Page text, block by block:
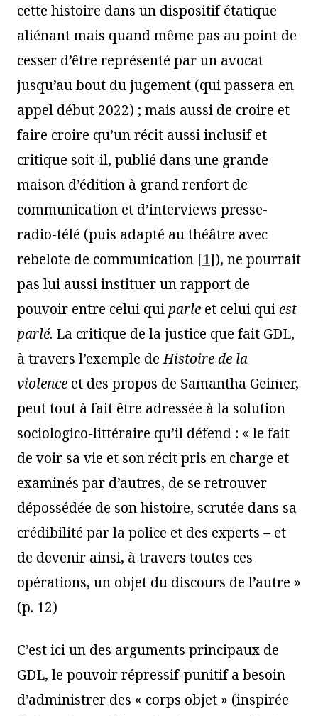
cette histoire dans un dispositif étatique
aliénant mais quand même pas au point de
cesser d’être représenté par un avocat
jusqu’au bout du jugement (qui passera en
appel début 2022) ; mais aussi de croire et
faire croire qu’un récit aussi inclusif et
critique soit-il, publié dans une grande
maison d’édition à grand renfort de
communication et d’interviews presse-
radio-télé (puis adapté au théâtre avec
rebelote de communication [1]), ne pourrait
pas lui aussi instituer un rapport de
pouvoir entre celui qui parle et celui quiest
parlé. La critique de la justice que fait GDL,
à travers l’exemple deHistoire de la
violence et des propos de Samantha Geimer,
peut tout à fait être adressée à la solution
sociologico-littéraire qu’il défend : « le fait
de voir sa vie et son récit pris en charge et
examinés par d’autres, de se retrouver
dépossédée de son histoire, scrutée dans sa
crédibilité par la police et des experts – et
de devenir ainsi, à travers toutes ces
opérations, un objet du discours de l’autre »
(p. 12)
C’est ici un des arguments principaux de
GDL, le pouvoir répressif-punitif a besoin
d’administrer des « corps objet » (inspirée